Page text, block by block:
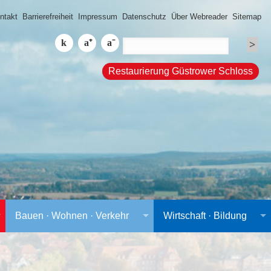
Barrierefreiheit Impressum Datenschutz Über Webreader Sitemap
Restaurierung Güstrower Schloss
Bauen · Wohnen · Verkehr Wirtschaft · Bildung